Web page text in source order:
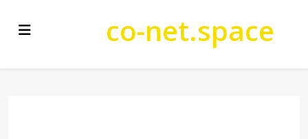
co-net.space